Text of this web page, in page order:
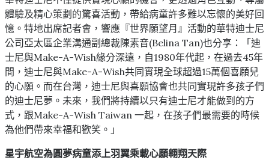
體驗及精心策劃的驚喜活動，帶給病童許多難以忘懷的美好回
憶。特地出席記者會，響應『世界願望月』活動的華特迪士尼
公司亞太區企業溝通副總裁陳素音(Belina Tan)也分享：「迪
士尼與Make-A-Wish緣分深遠，自1980年代起，在過去45年
間，迪士尼與Make-A-Wish共同實現全球超過15萬個喜願兒
的心願。而在台灣，迪士尼與喜願協會也共同實現許多孩子們
的迪士尼夢。未來，我們將持續以只有迪士尼才能做到的方
式，跟Make-A-Wish Taiwan 一起，在孩子們最需要的時候
為他們帶來幸福和歡笑。」
星宇航空為圓夢病童添上羽翼乘載心願翱翔天際